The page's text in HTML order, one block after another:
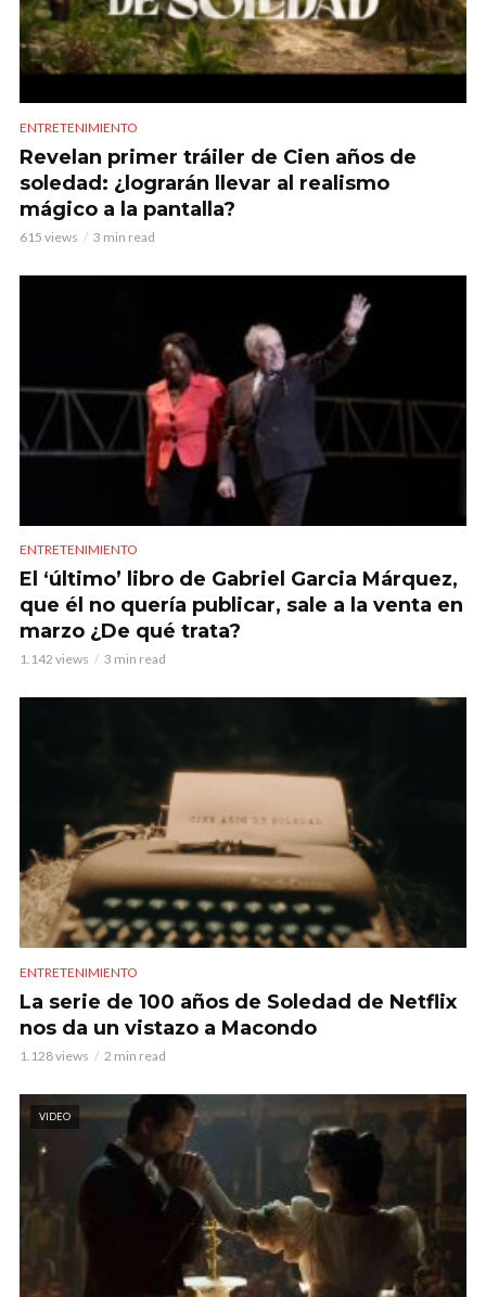
ENTRETENIMIENTO
Revelan primer tráiler de Cien años de
soledad: ¿lograrán llevar al realismo
mágico a la pantalla?
615 views 3 min read
ENTRETENIMIENTO
El ‘último’ libro de Gabriel Garcia Márquez,
que él no quería publicar, sale a la venta en
marzo ¿De qué trata?
1.142 views 3 min read
ENTRETENIMIENTO
La serie de 100 años de Soledad de Netflix
nos da un vistazo a Macondo
1.128 views 2 min read
VIDEO